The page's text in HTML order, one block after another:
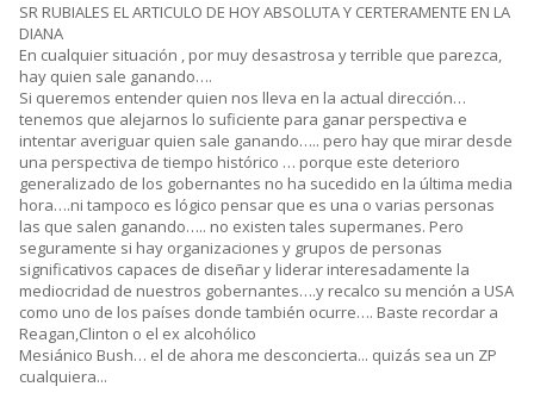
SR RUBIALES EL ARTICULO DE HOY ABSOLUTA Y CERTERAMENTE EN LA
DIANA
En cualquier situación , por muy desastrosa y terrible que parezca,
hay quien sale ganando….
Si queremos entender quien nos lleva en la actual dirección…
tenemos que alejarnos lo suficiente para ganar perspectiva e
intentar averiguar quien sale ganando….. pero hay que mirar desde
una perspectiva de tiempo histórico … porque este deterioro
generalizado de los gobernantes no ha sucedido en la última media
hora….ni tampoco es lógico pensar que es una o varias personas
las que salen ganando….. no existen tales supermanes. Pero
seguramente si hay organizaciones y grupos de personas
significativos capaces de diseñar y liderar interesadamente la
mediocridad de nuestros gobernantes….y recalco su mención a USA
como uno de los países donde también ocurre…. Baste recordar a
Reagan,Clinton o el ex alcohólico
Mesiánico Bush… el de ahora me desconcierta... quizás sea un ZP
cualquiera...